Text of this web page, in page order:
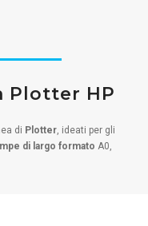
Plotter HP
di Plotter, ideati per gli
di largo formato A0,